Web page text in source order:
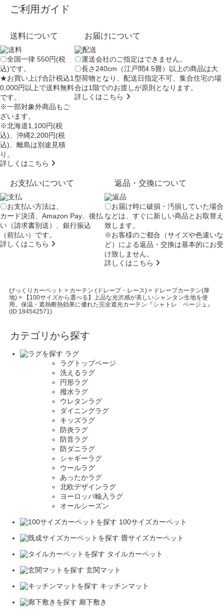
ご利用ガイド
送料について
〇全国一律 550円(税
込)です。
★お買い上げ合計税込1
0,000円以上で送料無料
です。
※一部対象外商品もご
ざいます。
※北海道1,100円(税
込)、沖縄2,200円(税
込)、離島は別途見積
り。
詳しくはこちら
お届けについて
〇運送会社のご指定はできません。
〇長さ240cm（江戸間4.5畳）以上の商品は大
型荷物となり、配送日指定不可、集合住宅の場
合は1階でのお渡しが原則となります。
詳しくはこちら
お支払いについて
〇お支払い方法は、
カード決済、Amazon Pay、後払
い（請求書別送）、銀行振込
（前払い）です。
詳しくはこちら
返品・交換について
〇お届け時に破損・汚損していた場合
などは、すぐに新しい商品とお取替え
致します。
※お客様のご都合（サイズや色違いな
ど）による返品・交換は基本的にお受
け致しません。
詳しくはこちら
びっくりカーペット > カーテン (ドレープ・レース)> ドレープカーテン(厚
地)>
【100サイズから選べる】上品な光沢感が美しいシャンタン生地を使
用。保温・遮熱断熱効果に優れた完全遮光カーテン『シャトレ ベージュ』
(ID:184542571)
カテゴリから探す
ラグ
ラグトップページ
洗えるラグ
円形ラグ
撥水ラグ
ウレタンラグ
ダイニングラグ
キッズラグ
防炎ラグ
防音ラグ
防ダニラグ
シャギーラグ
ウールラグ
あったかラグ
北欧デザインラグ
ヨーロッパ輸入ラグ
オールシーズン
100サイズカーペット
畳サイズカーペット
タイルカーペット
玄関マット
キッチンマット
廊下敷き